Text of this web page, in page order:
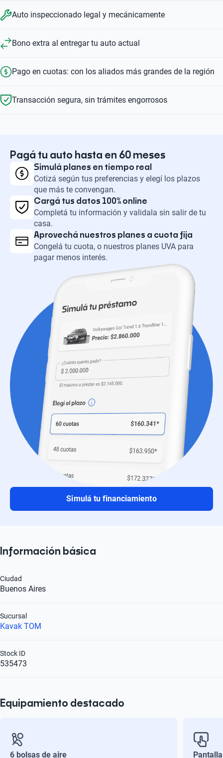
Auto inspeccionado legal y mecánicamente
Bono extra al entregar tu auto actual
Pago en cuotas: con los aliados más grandes de la región
Transacción segura, sin trámites engorrosos
Pagá tu auto hasta en 60 meses
Simulá planes en tiempo real
Cotizá según tus preferencias y elegí los plazos
que más te convengan.
Cargá tus datos 100% online
Completá tu información y validala sin salir de tu
casa.
Aprovechá nuestros planes a cuota fija
Congelá tu cuota, o nuestros planes UVA para
pagar menos interés.
Simulá tu financiamiento
Información básica
Buenos Aires
Ciudad
Kavak TOM
Sucursal
535473
Stock ID
Equipamiento destacado
6 bolsas de aire